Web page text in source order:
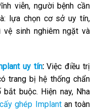
viễn, người bệnh cần
lựa chọn cơ sở uy tín,
vệ sinh nghiêm ngặt và
uy tín:Việc điều trị
trang bị hệ thống chẩn
buộc. Hiện nay, Nha
ghép Implantan toàn